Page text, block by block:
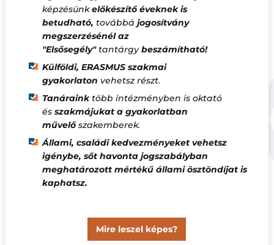
képzésünkelőkészítő éveknek is
betudható, továbbá jogosítvány
megszerzésénél az
"Elsősegély"tantárgybeszámítható!
Külföldi, ERASMUS szakmai
gyakorlaton vehetsz részt.
Tanárainktöbb intézményben is oktató
és szakmájukat a gyakorlatban
művelőszakemberek.
Állami, családi kedvezményeket vehetsz
igénybe, sőt havonta jogszabályban
meghatározott mértékű állami ösztöndíjat is
kaphatsz.
Mire leszel képes?